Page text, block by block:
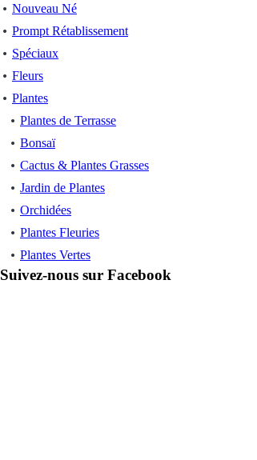
Nouveau Né
Prompt Rétablissement
Spéciaux
Fleurs
Plantes
Plantes de Terrasse
Bonsaï
Cactus & Plantes Grasses
Jardin de Plantes
Orchidées
Plantes Fleuries
Plantes Vertes
Suivez-nous sur Facebook